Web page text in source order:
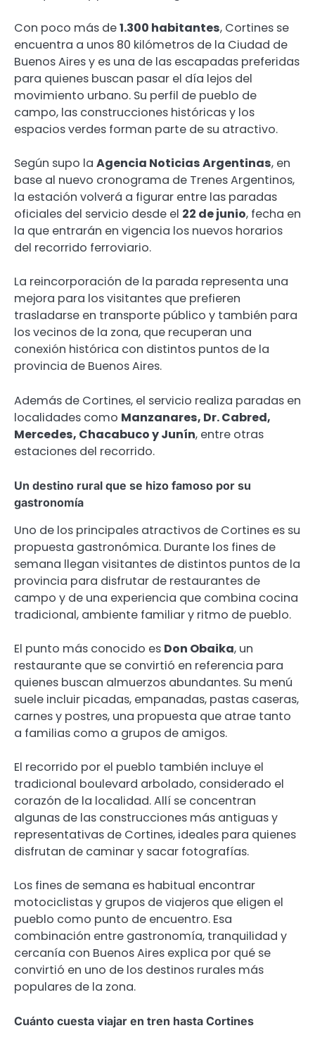
Con poco más de1.300 habitantes, Cortines se
encuentra a unos 80 kilómetros de la Ciudad de
Buenos Aires y es una de las escapadas preferidas
para quienes buscan pasar el día lejos del
movimiento urbano. Su perfil de pueblo de
campo, las construcciones históricas y los
espacios verdes forman parte de su atractivo.
Según supo la Agencia Noticias Argentinas, en
base al nuevo cronograma de Trenes Argentinos,
la estación volverá a figurar entre las paradas
oficiales del servicio desde el 22 de junio, fecha en
la que entrarán en vigencia los nuevos horarios
del recorrido ferroviario.
La reincorporación de la parada representa una
mejora para los visitantes que prefieren
trasladarse en transporte público y también para
los vecinos de la zona, que recuperan una
conexión histórica con distintos puntos de la
provincia de Buenos Aires.
Además de Cortines, el servicio realiza paradas en
localidades como Manzanares, Dr. Cabred,
Mercedes, Chacabuco y Junín, entre otras
estaciones del recorrido.
Un destino rural que se hizo famoso por su
gastronomía
Uno de los principales atractivos de Cortines es su
propuesta gastronómica. Durante los fines de
semana llegan visitantes de distintos puntos de la
provincia para disfrutar de restaurantes de
campo y de una experiencia que combina cocina
tradicional, ambiente familiar y ritmo de pueblo.
El punto más conocido es Don Obaika, un
restaurante que se convirtió en referencia para
quienes buscan almuerzos abundantes. Su menú
suele incluir picadas, empanadas, pastas caseras,
carnes y postres, una propuesta que atrae tanto
a familias como a grupos de amigos.
El recorrido por el pueblo también incluye el
tradicional boulevard arbolado, considerado el
corazón de la localidad. Allí se concentran
algunas de las construcciones más antiguas y
representativas de Cortines, ideales para quienes
disfrutan de caminar y sacar fotografías.
Los fines de semana es habitual encontrar
motociclistas y grupos de viajeros que eligen el
pueblo como punto de encuentro. Esa
combinación entre gastronomía, tranquilidad y
cercanía con Buenos Aires explica por qué se
convirtió en uno de los destinos rurales más
populares de la zona.
Cuánto cuesta viajar en tren hasta Cortines